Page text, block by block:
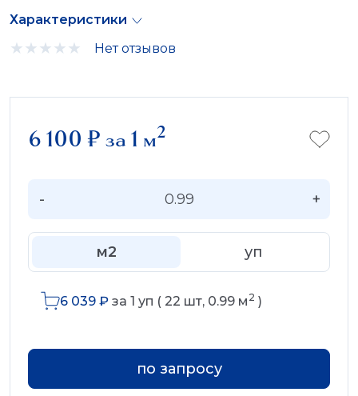
Характеристики
Нет отзывов
6 100 ₽за 1 м2
- +
м2 уп
6 039 ₽ за 1 уп ( 22 шт, 0.99 м 2 )
по запросу